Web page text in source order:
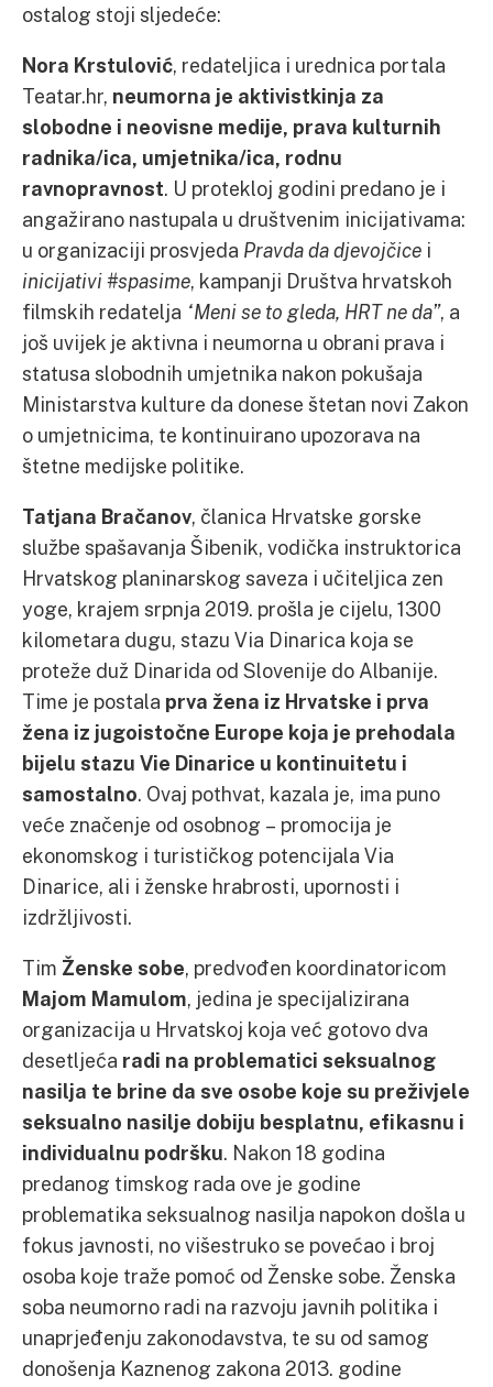
ostalog stoji sljedeće:
Nora Krstulović, redateljica i urednica portala
Teatar.hr, neumorna je aktivistkinja za
slobodne i neovisne medije, prava kulturnih
radnika/ica, umjetnika/ica, rodnu
ravnopravnost. U protekloj godini predano je i
angažirano nastupala u društvenim inicijativama:
u organizaciji prosvjeda Pravda da djevojčice i
inicijativi #spasime, kampanji Društva hrvatskoh
filmskih redatelja “Meni se to gleda, HRT ne da”, a
još uvijek je aktivna i neumorna u obrani prava i
statusa slobodnih umjetnika nakon pokušaja
Ministarstva kulture da donese štetan novi Zakon
o umjetnicima, te kontinuirano upozorava na
štetne medijske politike.
Tatjana Bračanov, članica Hrvatske gorske
službe spašavanja Šibenik, vodička instruktorica
Hrvatskog planinarskog saveza i učiteljica zen
yoge, krajem srpnja 2019. prošla je cijelu, 1300
kilometara dugu, stazu Via Dinarica koja se
proteže duž Dinarida od Slovenije do Albanije.
Time je postala prva žena iz Hrvatske i prva
žena iz jugoistočne Europe koja je prehodala
bijelu stazu Vie Dinarice u kontinuitetu i
samostalno. Ovaj pothvat, kazala je, ima puno
veće značenje od osobnog – promocija je
ekonomskog i turističkog potencijala Via
Dinarice, ali i ženske hrabrosti, upornosti i
izdržljivosti.
Tim Ženske sobe, predvođen koordinatoricom
Majom Mamulom, jedina je specijalizirana
organizacija u Hrvatskoj koja već gotovo dva
desetljeća radi na problematici seksualnog
nasilja te brine da sve osobe koje su preživjele
seksualno nasilje dobiju besplatnu, efikasnu i
individualnu podršku. Nakon 18 godina
predanog timskog rada ove je godine
problematika seksualnog nasilja napokon došla u
fokus javnosti, no višestruko se povećao i broj
osoba koje traže pomoć od Ženske sobe. Ženska
soba neumorno radi na razvoju javnih politika i
unaprjeđenju zakonodavstva, te su od samog
donošenja Kaznenog zakona 2013. godine